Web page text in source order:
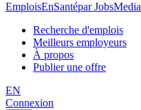
EmploisEnSantépar JobsMedia
Recherche d'emplois
Meilleurs employeurs
À propos
Publier une offre
EN
Connexion